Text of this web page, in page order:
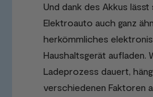
Und dank des Akkus lässt
Elektroauto auch ganz
herkömmliches
Haushaltsgerät aufladen.
Ladeprozess dauert,
verschiedenen Faktoren